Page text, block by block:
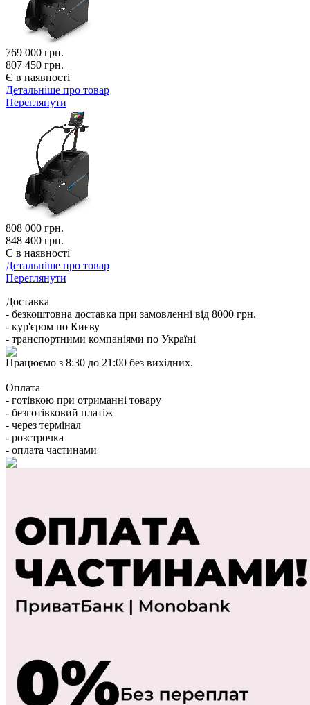
769 000 грн.
807 450 грн.
Є в наявності
Детальніше про товар
Переглянути
808 000 грн.
848 400 грн.
Є в наявності
Детальніше про товар
Переглянути
Доставка
- безкоштовна доставка при замовленні від 8000 грн.
- кур'єром по Києву
- транспортними компаніями по Україні
Працюємо з 8:30 до 21:00 без вихідних.
Оплата
- готівкою при отриманні товару
- безготівковий платіж
- через термінал
- розстрочка
- оплата частинами